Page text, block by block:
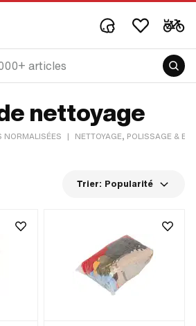
nettoyage
NORMALISÉES | NETTOYAGE, POLISSAGE &
Trier: Popularité